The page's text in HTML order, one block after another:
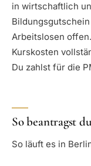
in wirtschaftlich
Arbeitslosen
Kurskosten
Du zahlst für die
So beantragst
So läuft es in